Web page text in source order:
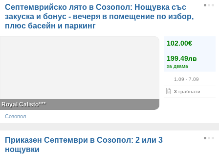
Септемврийско лято в Созопол: Нощувка със
закуска и бонус - вечеря в помещение по избор,
плюс басейн и паркинг
102.00€
199.49лв
за двама
1.09 - 7.09
3 грабнати
Royal Calisto***
Созопол
Приказен Септември в Созопол: 2 или 3
нощувки